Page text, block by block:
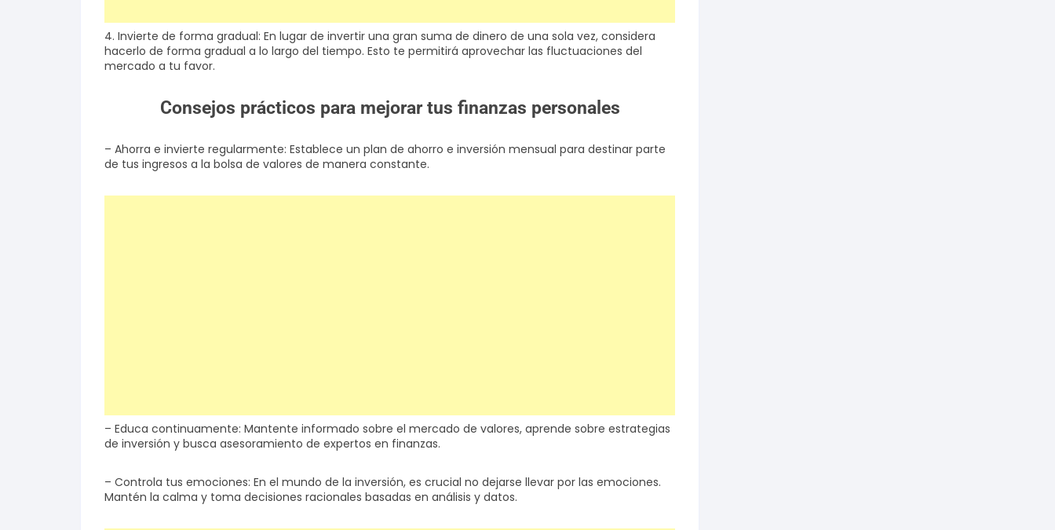
4. Invierte de forma gradual: En lugar de invertir una gran suma de dinero de una sola vez, considera
hacerlo de forma gradual a lo largo del tiempo. Esto te permitirá aprovechar las fluctuaciones del
mercado a tu favor.
Consejos prácticos para mejorar tus finanzas personales
– Ahorra e invierte regularmente: Establece un plan de ahorro e inversión mensual para destinar parte
de tus ingresos a la bolsa de valores de manera constante.
– Educa continuamente: Mantente informado sobre el mercado de valores, aprende sobre estrategias
de inversión y busca asesoramiento de expertos en finanzas.
– Controla tus emociones: En el mundo de la inversión, es crucial no dejarse llevar por las emociones.
Mantén la calma y toma decisiones racionales basadas en análisis y datos.